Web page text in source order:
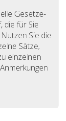
Gesetze-
die für Sie
Sie die
Sätze,
einzelnen